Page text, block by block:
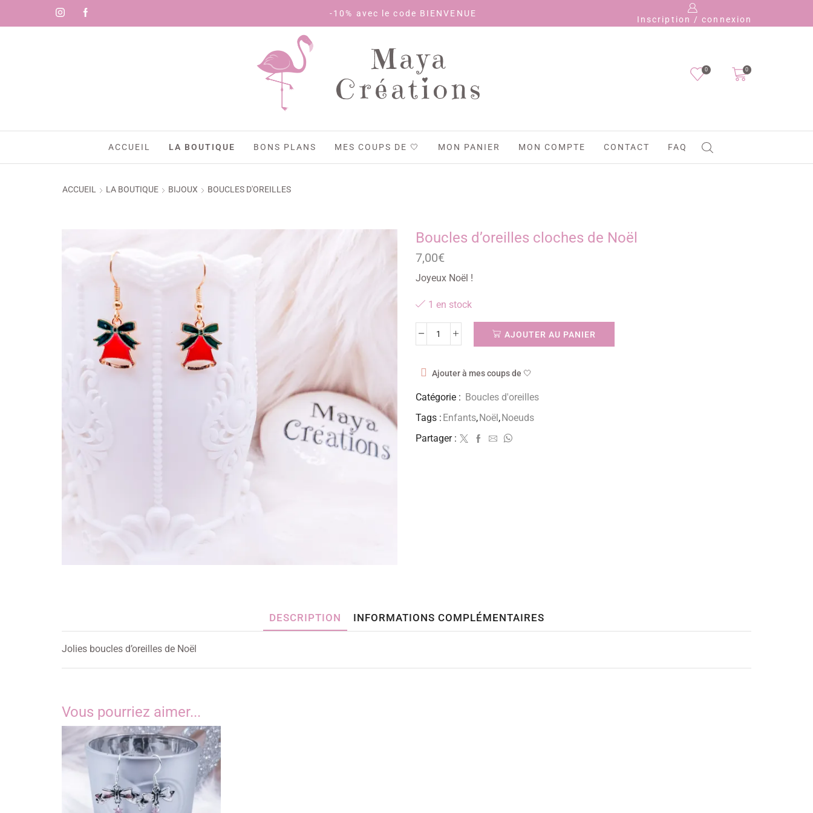
-10% avec le code BIENVENUE
Inscription / connexion
Maya
Créations
0 0
ACCUEIL LA BOUTIQUE BONS PLANS MES COUPS DE 🤍 MON PANIER MON COMPTE CONTACT FAQ
ACCUEIL LA BOUTIQUE BIJOUX BOUCLES D'OREILLES
Boucles d’oreilles cloches de Noël
7,00€
Joyeux Noël !
1 en stock
AJOUTER AU PANIER
Ajouter à mes coups de 🤍
Catégorie : Boucles d'oreilles
Tags : Enfants,Noël,Noeuds
Partager :
DESCRIPTION INFORMATIONS COMPLÉMENTAIRES
Jolies boucles d’oreilles de Noël
Vous pourriez aimer...